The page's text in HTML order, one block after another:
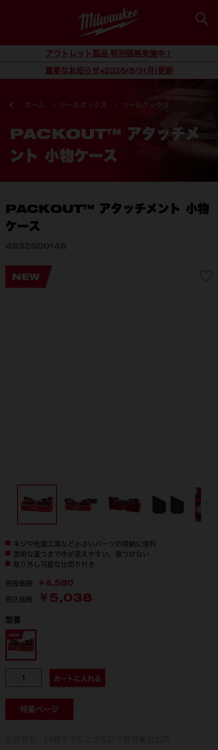
検索
コンテンツにスキップアウトレット製品 特別価格実施中！
重要なお知らせ※2026/8/3(月)更新
ホーム ツールボックス ツールボックス
PACKOUT™ アタッチメ
ント 小物ケース
PACKOUT™ アタッチメント 小物
ケース
ネジや先端工具など小さいパーツの収納に便利
透明な蓋つきで中が見えやすい、傷つけない
取り外し可能な仕切り付き
税抜価格: ￥4,580
税込価格: ￥5,038
型番
4932500148
カートに入れる
特集ページ